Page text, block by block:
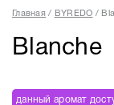
Главная BYREDO
Blanche
данный аромат